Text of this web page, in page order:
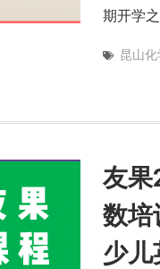
期开学
昆山
友果
数培
少儿